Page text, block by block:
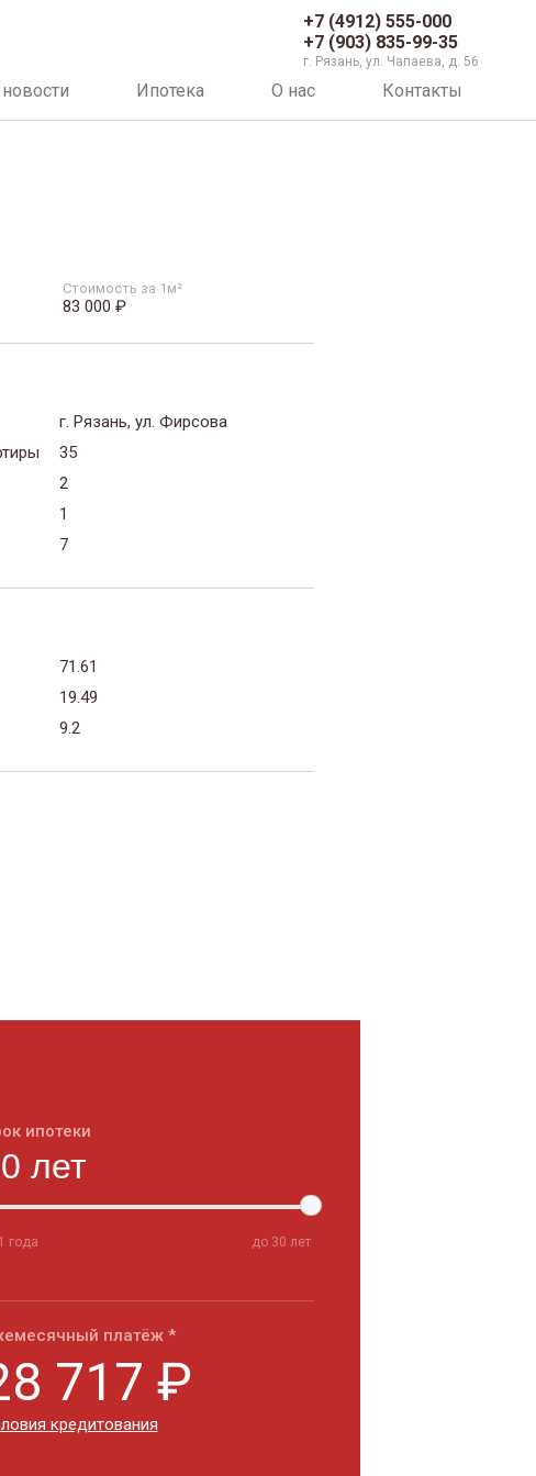
+7 (4912) 555-000
+7 (903) 835-99-35
г. Рязань, ул. Чапаева, д. 56
Ипотека О нас
Контакты
Стоимость за 1м²
83 000 ₽
г. Рязань, ул. Фирсова
35
2
1
7
71.61
19.49
9.2
ипотеки
года до 30 лет
платёж *
717 ₽
кредитования